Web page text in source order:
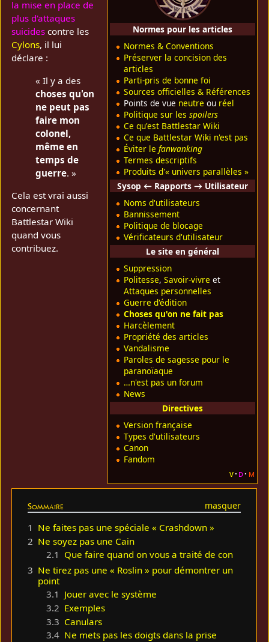
Normes pour les articles
Normes & Conventions
Préserver la concision des
articles
Parti-pris de bonne foi
Sources officielles & Références
Points de vue neutre ou réel
Politique sur les spoilers
Ce qu'est Battlestar Wiki
Ce que Battlestar Wiki n'est pas
Éviter le fanwanking
Termes descriptifs
Produits d'« univers parallèles »
Sysop ← Rapports → Utilisateur
Noms d'utilisateurs
Bannissement
Politique de blocage
Vérificateurs d'utilisateur
Le site en général
Suppression
Politesse, Savoir-vivre et
Attaques personnelles
Guerre d'édition
Choses qu'on ne fait pas
Harcèlement
Propriété des articles
Vandalisme
Paroles de sagesse pour le
paranoïaque
…n'est pas un forum
News
Directives
Version française
Types d'utilisateurs
Canon
Fandom
v d m
la mise en place de
plus d'attaques
suicides contre les
Cylons, il lui
déclare :
« Il y a des
choses qu'on
ne peut pas
faire mon
colonel,
même en
temps de
guerre. »
Cela est vrai aussi
concernant
Battlestar Wiki
quand vous
contribuez.
Sommaire
1 Ne faites pas une spéciale « Crashdown »
2 Ne soyez pas une Cain
2.1 Que faire quand on vous a traité de con
3 Ne tirez pas une « Roslin » pour démontrer un
point
3.1 Jouer avec le système
3.2 Exemples
3.3 Canulars
3.4 Ne mets pas les doigts dans la prise